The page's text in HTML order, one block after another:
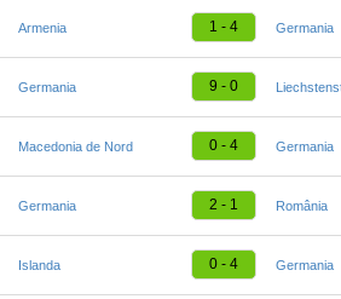
Armenia 1 - 4 Germania
Germania 9 - 0
Macedonia de Nord 0 - 4 Germania
Germania 2 - 1 România
Islanda 0 - 4 Germania